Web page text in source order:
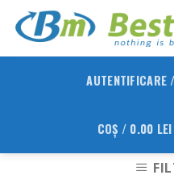
AUTENTIFICARE
COȘ / 0.00 LEI